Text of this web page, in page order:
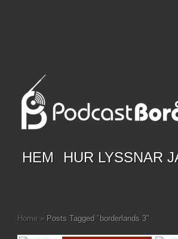
HEM HUR LYSSNAR
Home » Posts Tagged "borderlands 3"